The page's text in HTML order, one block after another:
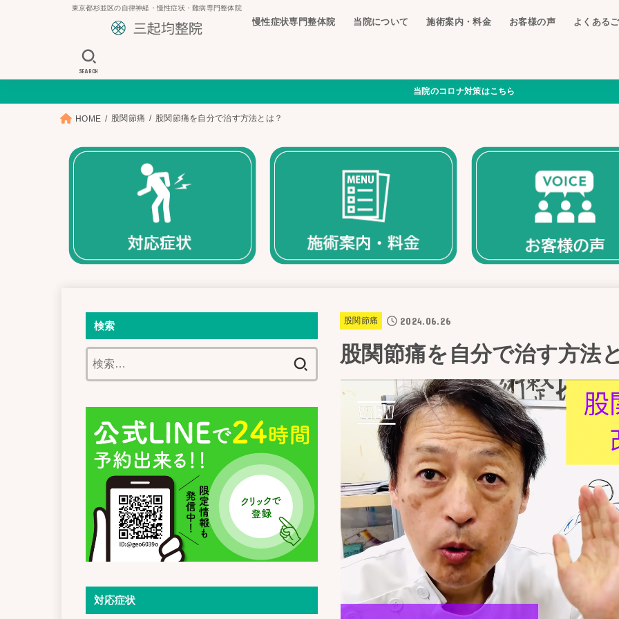
東京都杉並区の自律神経・慢性症状・難病専門整体院
慢性症状専門整体院 当院について 施術案内・料金 お客様の声 よくある
SEARCH
当院のコロナ対策はこちら
HOME 股関節痛 股関節痛を自分で治す方法とは？
股関節痛 2024.06.26
股関節痛を自分で治す方法
検索
対応症状